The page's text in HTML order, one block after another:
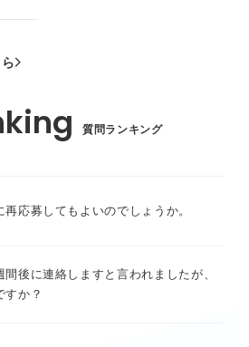
質問ランキング
応募してもよいのでしょうか。
後に連絡しますと言われましたが、
すか？